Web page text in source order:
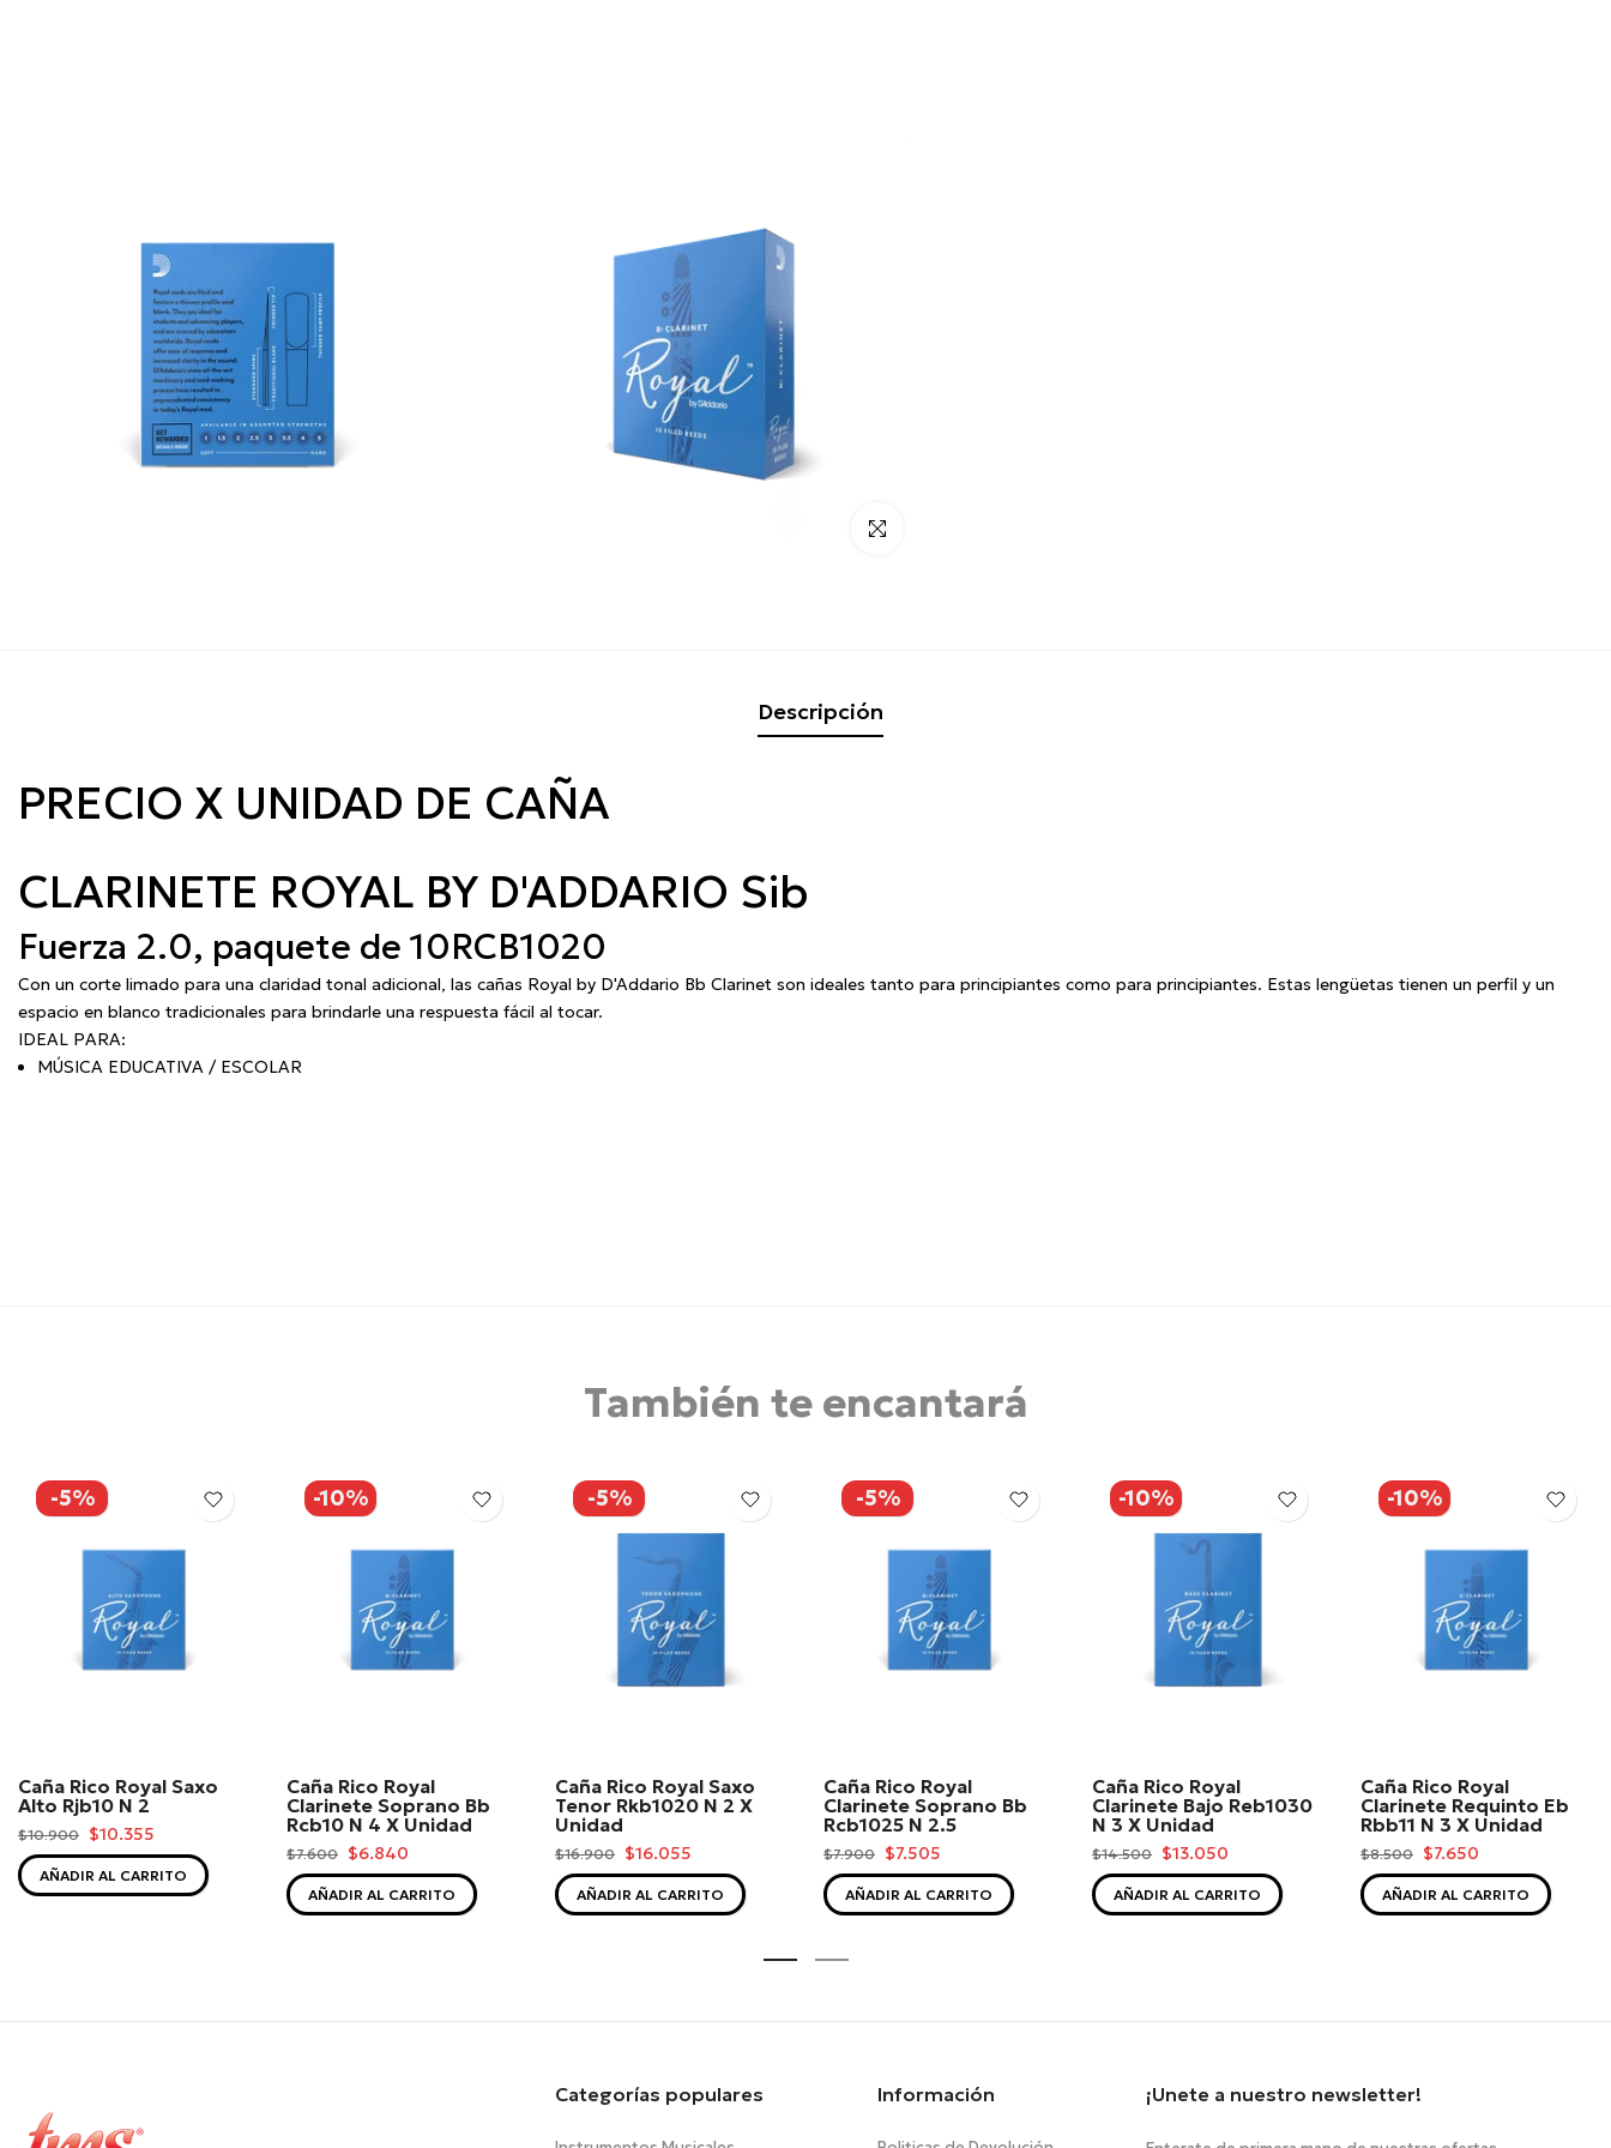
Click para alargar
Descripción
PRECIO X UNIDAD DE CAÑA
CLARINETE ROYAL BY D'ADDARIO Sib
Fuerza 2.0, paquete de 10RCB1020
Con un corte limado para una claridad tonal adicional, las cañas Royal by D'Addario Bb Clarinet son ideales tanto para principiantes como para principiantes. Estas lengüetas tienen un perfil y un
espacio en blanco tradicionales para brindarle una respuesta fácil al tocar.
IDEAL PARA:
MÚSICA EDUCATIVA / ESCOLAR
También te encantará
-5%
Caña Rico Royal Saxo
Alto Rjb10 N 2
$10.900 $10.355
AÑADIR AL CARRITO
-10%
Caña Rico Royal
Clarinete Soprano Bb
Rcb10 N 4 X Unidad
$7.600 $6.840
AÑADIR AL CARRITO
-5%
Caña Rico Royal Saxo
Tenor Rkb1020 N 2 X
Unidad
$16.900 $16.055
AÑADIR AL CARRITO
-5%
Caña Rico Royal
Clarinete Soprano Bb
Rcb1025 N 2.5
$7.900 $7.505
AÑADIR AL CARRITO
-10%
Caña Rico Royal
Clarinete Bajo Reb1030
N 3 X Unidad
$14.500 $13.050
AÑADIR AL CARRITO
-10%
Caña Rico Royal
Clarinete Requinto Eb
Rbb11 N 3 X Unidad
$8.500 $7.650
AÑADIR AL CARRITO
Categorías populares Información ¡Unete a nuestro newsletter!